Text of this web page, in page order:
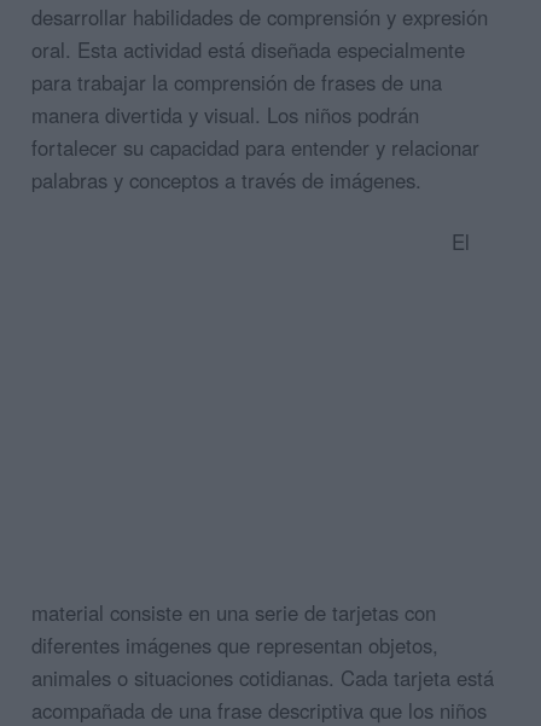
desarrollar habilidades de comprensión y expresión
oral. Esta actividad está diseñada especialmente
para trabajar la comprensión de frases de una
manera divertida y visual. Los niños podrán
fortalecer su capacidad para entender y relacionar
palabras y conceptos a través de imágenes.
El
material consiste en una serie de tarjetas con
diferentes imágenes que representan objetos,
animales o situaciones cotidianas. Cada tarjeta está
acompañada de una frase descriptiva que los niños